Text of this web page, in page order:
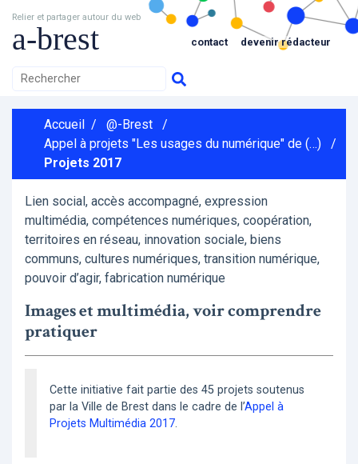
Relier et partager autour du web
a-brest contact devenir rédacteur
Accueil / @-Brest
/
Appel à projets "Les usages du numérique" de (…)
/
Projets 2017
Lien social, accès accompagné, expression
multimédia, compétences numériques, coopération,
territoires en réseau, innovation sociale, biens
communs, cultures numériques, transition numérique,
pouvoir d’agir, fabrication numérique
Images et multimédia, voir comprendre
pratiquer
Cette initiative fait partie des 45 projets soutenus
par la Ville de Brest dans le cadre de l’Appel à
Projets Multimédia 2017.